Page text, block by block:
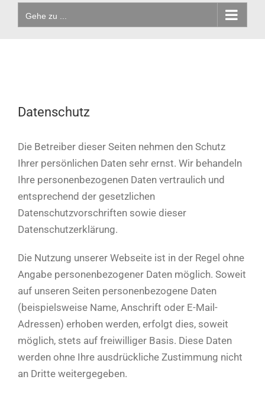
Gehe zu ...
Datenschutz
Die Betreiber dieser Seiten nehmen den Schutz
Ihrer persönlichen Daten sehr ernst. Wir behandeln
Ihre personenbezogenen Daten vertraulich und
entsprechend der gesetzlichen
Datenschutzvorschriften sowie dieser
Datenschutzerklärung.
Die Nutzung unserer Webseite ist in der Regel ohne
Angabe personenbezogener Daten möglich. Soweit
auf unseren Seiten personenbezogene Daten
(beispielsweise Name, Anschrift oder E-Mail-
Adressen) erhoben werden, erfolgt dies, soweit
möglich, stets auf freiwilliger Basis. Diese Daten
werden ohne Ihre ausdrückliche Zustimmung nicht
an Dritte weitergegeben.